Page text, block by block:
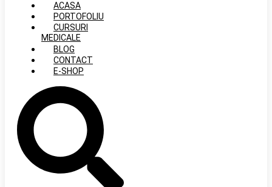
ACASA
PORTOFOLIU
CURSURI
MEDICALE
BLOG
CONTACT
E-SHOP